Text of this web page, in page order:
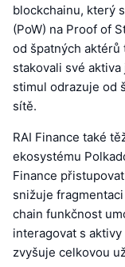
blockchainu, který
(PoW) na Proof of
od špatných aktérů
stakovali své
stimul odrazuje od
sítě.
RAI Finance také
ekosystému
Finance
snižuje
chain funkčnost
interagovat s
zvyšuje celkovou